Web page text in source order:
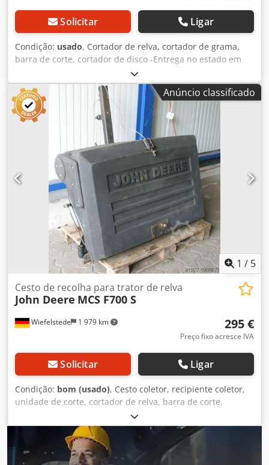
Solicitar Ligar
Condição: usado, Cortador de relva, cortador de grama,
barra de corte, cortador de disco -Entrega no estado em
que se encontra, conforme visto, sem teste, diretamente
do estoque Dsdjcumglopfx Aqxsck -À venda: 9 cortadores
de relva -Preço: para todo o lote de 9 cortadores de relva -
Fabricante: EDE 1648P, SABO 43-130H, Wolf 6.36E, MEP TV
460SP, Fleurelle E451, Gutbrod Superior, Kynast V48H,
Ering -Cortadores de relva a gasolina e elétricos -Peso: 232
Anúncio classificado
1 / 5
Wiefelstede 1 979 km
Cesto de recolha para trator de relva
John Deere MCS F700 S
295 €
Preço fixo acresce IVA
Solicitar Ligar
Condição: bom (usado), Cesto coletor, recipiente coletor,
unidade de corte, cortador de relva, barra de corte,
ceifeira de discos -sem ventilador -para descarga lateral
Dcedob Ig Uuopfx Aqxjk -dimensões: 1500/800/H1400 mm -